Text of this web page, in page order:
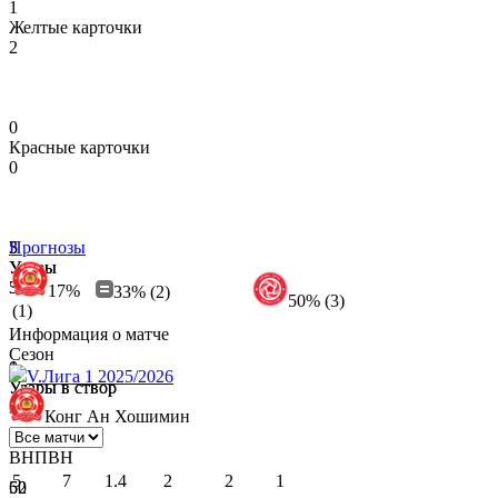
1
Желтые карточки
2
0
Красные карточки
0
3
Удары
3
0
Удары в створ
3
52
5
Удары
5
1
Удары в створ
0
60
Прогнозы
17%
(1)
33% (2)
50% (3)
Информация о матче
Сезон
V.Лига 1 2025/2026
Конг Ан Хошимин
ВНПВН
5
7 1.4 2 2
1